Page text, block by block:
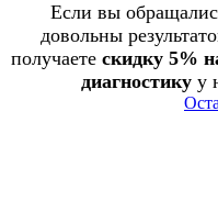
Если вы
довольны
получаете скидку 5%
диагностику у